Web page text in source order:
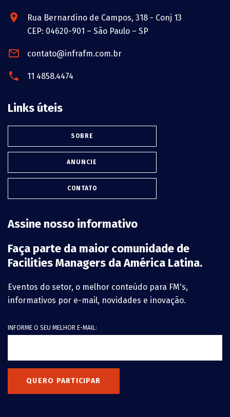
Rua Bernardino de Campos, 318 - Conj 13
CEP: 04620-901 – São Paulo – SP
contato@infrafm.com.br
11 4858.4474
Links úteis
SOBRE
ANUNCIE
CONTATO
Assine nosso informativo
Faça parte da maior comunidade de
Facilities Managers da América Latina.
Eventos do setor, o melhor conteúdo para FM's,
informativos por e-mail, novidades e inovação.
INFORME O SEU MELHOR E-MAIL:
QUERO PARTICIPAR